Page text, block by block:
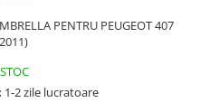
PENTRU PEUGEOT 407
1-2 zile lucratoare